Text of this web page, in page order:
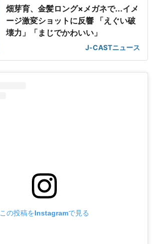
畑芽育、金髪ロング×メガネで...イメ
ージ激変ショットに反響 「えぐい破
壊力」「まじでかわいい」
J-CASTニュース
この投稿をInstagramで見る